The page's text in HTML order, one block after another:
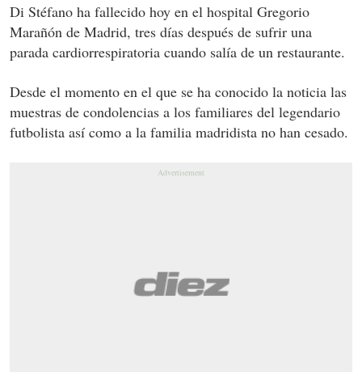
Di Stéfano ha fallecido hoy en el hospital Gregorio
Marañón de Madrid, tres días después de sufrir una
parada cardiorrespiratoria cuando salía de un restaurante.
Desde el momento en el que se ha conocido la noticia las
muestras de condolencias a los familiares del legendario
futbolista así como a la familia madridista no han cesado.